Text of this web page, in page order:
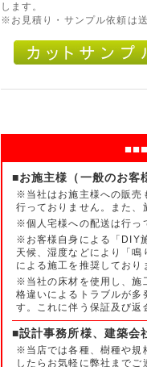
します。
※お見積り・サンプル依頼は
■お施主様（一般のお客
※当社はお施主様への販売
行っておりません。また、
※個人宅様への配送は行っ
※お客様自身による「DIY
天候、湿度などにより「
による施工を推奨しており
※当社の床材を使用し、施
格違いによるトラブルが多
す。これに伴う保証及び返
■設計事務所様、建築会
※当店では各種、樹種や規
したらお気軽に弊社までご